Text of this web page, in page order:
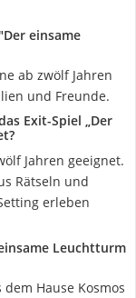
einsame
ab zwölf Jahren
und Freunde.
Exit-Spiel „Der
Jahren geeignet.
Rätseln und
erleben
Leuchtturm
Hause Kosmos